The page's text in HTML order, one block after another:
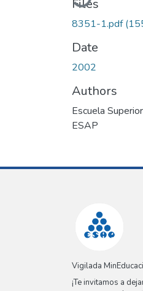
Files
8351-1.pdf
Date
2002
Authors
Escuela
ESAP
Vigilada
¡Te invitamos a